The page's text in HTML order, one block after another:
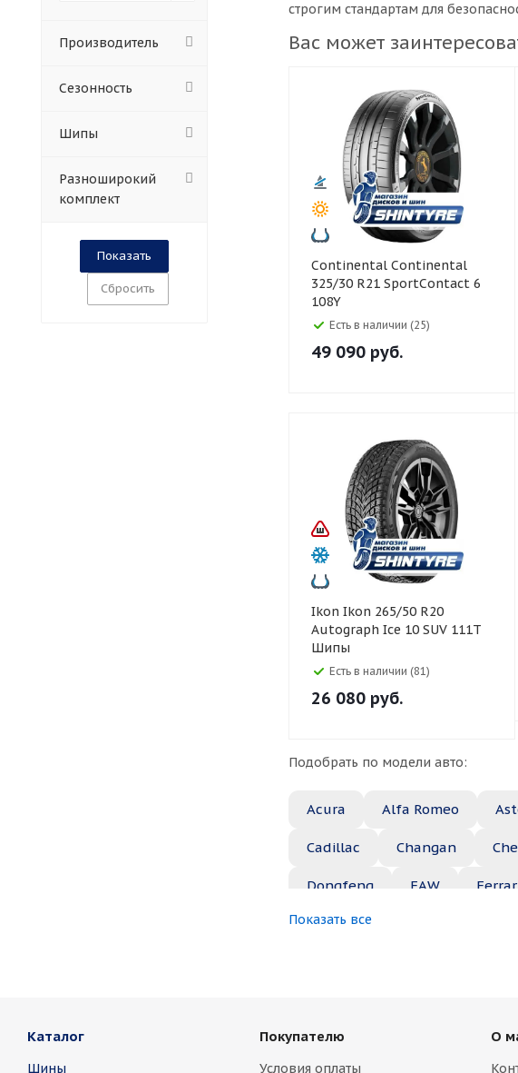
строгим стандартам для
Вас может
Continental Continental
325/30 R21 SportContact 6
108Y
Есть в наличии (25)
49 090 руб.
Ikon Ikon 265/50 R20
Autograph Ice 10 SUV 111T
Шипы
Есть в наличии (81)
26 080 руб.
Подобрать по модели авто:
Acura Alfa Romeo
Cadillac Changan
Dongfeng FAW
Great Wall
Nissan Opel
Показать все
Производитель
Сезонность
Шипы
Разноширокий
комплект
Сбросить
Каталог
Шины
Покупателю
Условия оплаты
О